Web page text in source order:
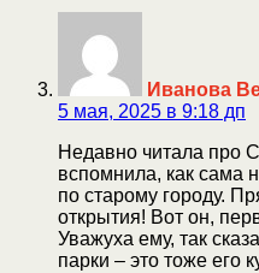
Иванова
5 мая, 2025 в 9:18 дп
Недавно читала про
вспомнила, как сама
по старому городу.
открытия! Вот он,
Уважуха ему, так
парки – это тоже его